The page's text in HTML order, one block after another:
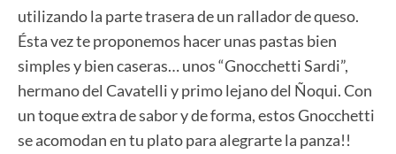
utilizando la parte trasera de un rallador de queso.
Ésta vez te proponemos hacer unas pastas bien
simples y bien caseras… unos “Gnocchetti Sardi”,
hermano del Cavatelli y primo lejano del Ñoqui. Con
un toque extra de sabor y de forma, estos Gnocchetti
se acomodan en tu plato para alegrarte la panza!!